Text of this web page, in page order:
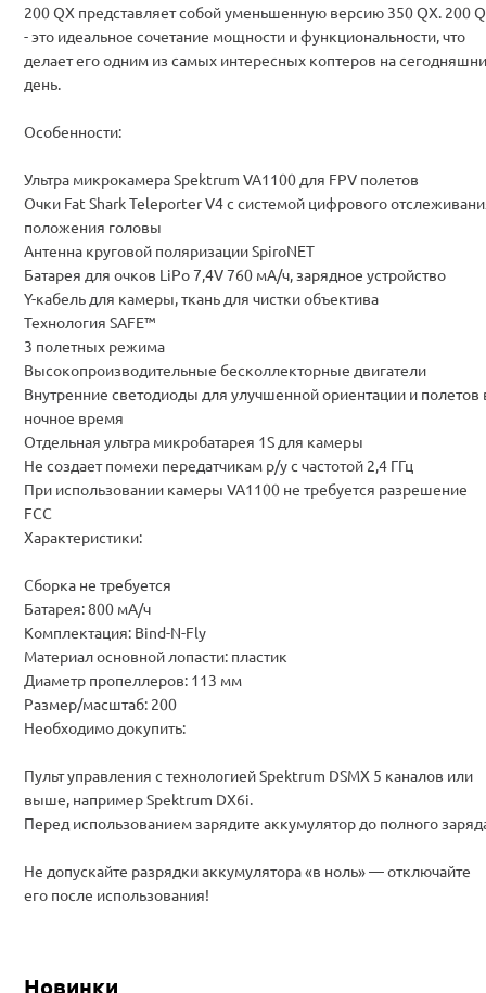
200 QX представляет собой уменьшенную версию 350 QX. 200
- это идеальное сочетание мощности и функциональности, что
делает его одним из самых интересных коптеров на
день.
Особенности:
Ультра микрокамера Spektrum VA1100 для FPV полетов
Очки Fat Shark Teleporter V4 с системой цифрового
положения головы
Антенна круговой поляризации SpiroNET
Батарея для очков LiPo 7,4V 760 мА/ч, зарядное устройство
Y-кабель для камеры, ткань для чистки объектива
Технология SAFE™
3 полетных режима
Высокопроизводительные бесколлекторные двигатели
Внутренние светодиоды для улучшенной ориентации и полетов
ночное время
Отдельная ультра микробатарея 1S для камеры
Не создает помехи передатчикам р/у с частотой 2,4 ГГц
При использовании камеры VA1100 не требуется разрешение
FCC
Характеристики:
Сборка не требуется
Батарея: 800 мА/ч
Комплектация: Bind-N-Fly
Материал основной лопасти: пластик
Диаметр пропеллеров: 113 мм
Размер/масштаб: 200
Необходимо докупить:
Пульт управления с технологией Spektrum DSMX 5 каналов или
выше, например Spektrum DX6i.
Перед использованием зарядите аккумулятор до полного
Не допускайте разрядки аккумулятора «в ноль» — отключайте
его после использования!
Новинки